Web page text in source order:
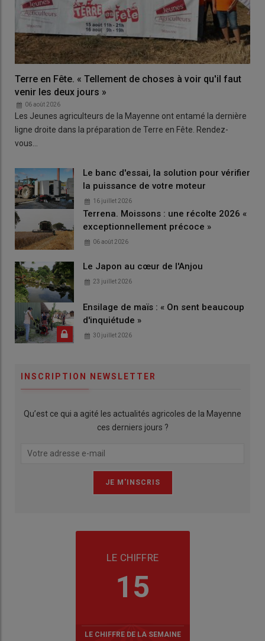
Terre en Fête. « Tellement de choses à voir qu'il faut
venir les deux jours »
06 août 2026
Les Jeunes agriculteurs de la Mayenne ont entamé la dernière
ligne droite dans la préparation de Terre en Fête. Rendez-
vous…
Le banc d'essai, la solution pour vérifier
la puissance de votre moteur
16 juillet 2026
Terrena. Moissons : une récolte 2026 «
exceptionnellement précoce »
06 août 2026
Le Japon au cœur de l'Anjou
23 juillet 2026
Ensilage de maïs : « On sent beaucoup
d'inquiétude »
30 juillet 2026
INSCRIPTION NEWSLETTER
Qu’est ce qui a agité les actualités agricoles de la Mayenne
ces derniers jours ?
LE CHIFFRE
15
LE CHIFFRE DE LA SEMAINE